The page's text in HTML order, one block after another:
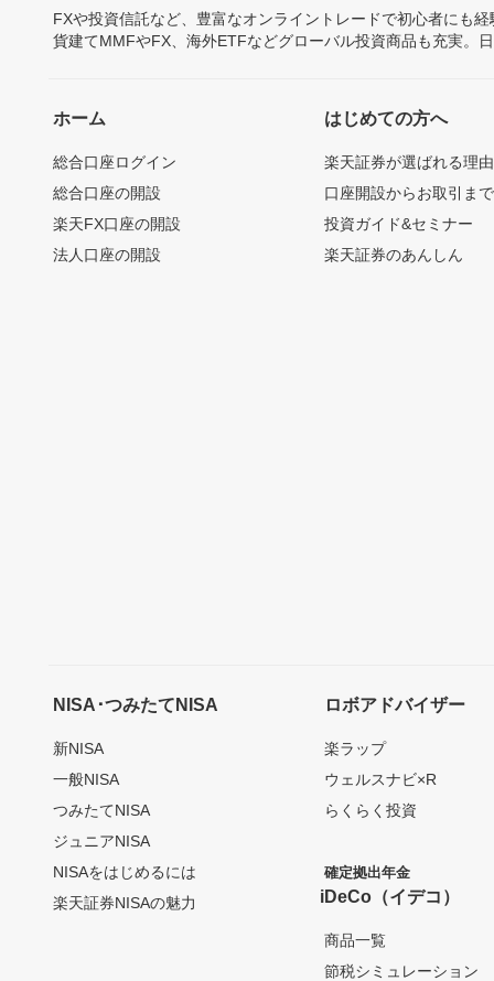
FXや投資信託など、豊富なオンライントレードで初心者にも
貨建てMMFやFX、海外ETFなどグローバル投資商品も充実。
ホーム
総合口座ログイン
総合口座の開設
楽天FX口座の開設
法人口座の開設
はじめての方へ
楽天証券が選ばれる理由
口座開設からお取引ま
投資ガイド&セミナー
楽天証券のあんしん
NISA･つみたてNISA
新NISA
一般NISA
つみたてNISA
ジュニアNISA
NISAをはじめるには
楽天証券NISAの魅力
ロボアドバイザー
楽ラップ
ウェルスナビ×R
らくらく投資
確定拠出年金
iDeCo（イデコ）
商品一覧
節税シミュレーション